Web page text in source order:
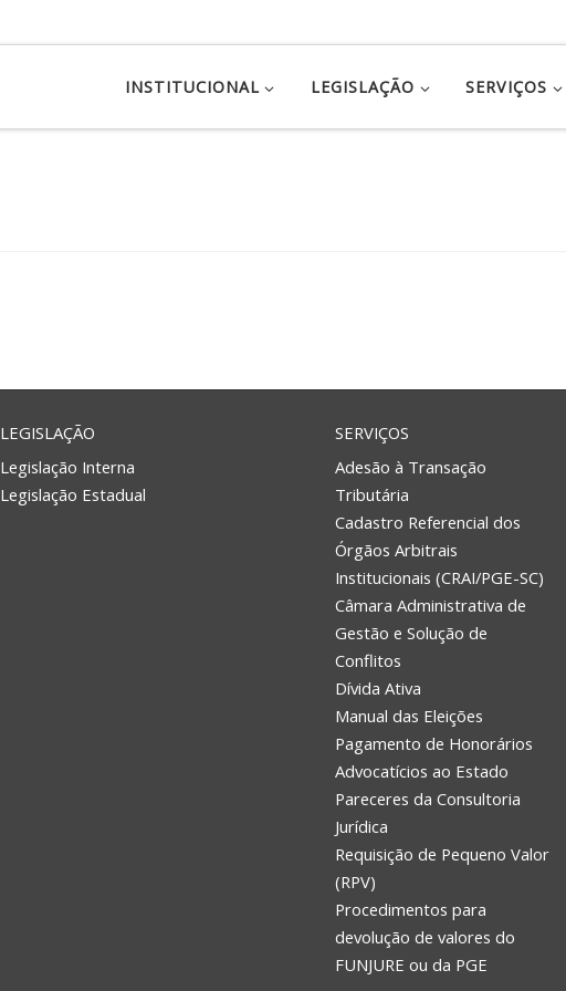
INSTITUCIONAL LEGISLAÇÃO SERVIÇOS
LEGISLAÇÃO
Legislação Interna
Legislação Estadual
SERVIÇOS
Adesão à Transação
Tributária
Cadastro Referencial dos
Órgãos Arbitrais
Institucionais (CRAI/PGE-SC)
Câmara Administrativa de
Gestão e Solução de
Conflitos
Dívida Ativa
Manual das Eleições
Pagamento de Honorários
Advocatícios ao Estado
Pareceres da Consultoria
Jurídica
Requisição de Pequeno Valor
(RPV)
Procedimentos para
devolução de valores do
FUNJURE ou da PGE